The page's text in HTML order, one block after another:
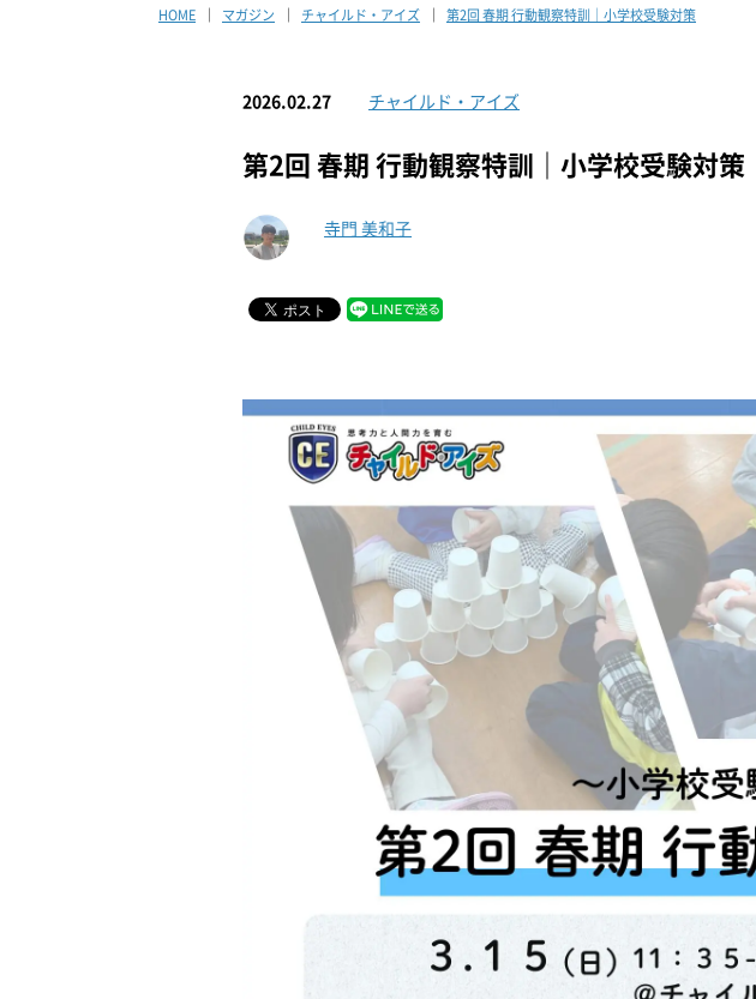
HOME マガジン チャイルド・アイズ 第2回 春期 行動観察特訓｜小学校受験対策
2026.02.27 チャイルド・アイズ
第2回 春期 行動観察特訓｜小学校受験対策
寺門 美和子